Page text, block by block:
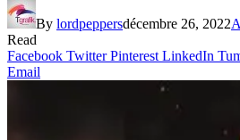
By lordpeppersdécembre 26, 2022
Read
Facebook Twitter Pinterest LinkedIn
Email